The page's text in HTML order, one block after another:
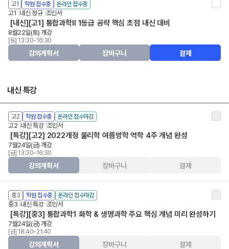
고1 학원 접수중 온라인 접수중
고1 내신 정규 조민서
[내신][고1] 통합과학II 1등급 공략 핵심 초점 내신 대비
8월22일(토) 개강
[토] 13:30-16:30
강의계획서 장바구니 결제
내신 특강
고2 학원 접수중 온라인 접수마감
고2 내신 특강 조민서
[특강][고2] 2022개정 물리학 여름방학 역학 4주 개념 완성
7월24일(금) 개강
[금] 13:30-16:30
강의계획서 장바구니 결제
중3 학원 접수중 온라인 접수마감
중3 내신 특강 조민서
[특강][중3] 통합과학1 화학 & 생명과학 주요 핵심 개념 미리 완성하기
7월24일(금) 개강
[금] 18:40-21:40
강의계획서 장바구니 결제